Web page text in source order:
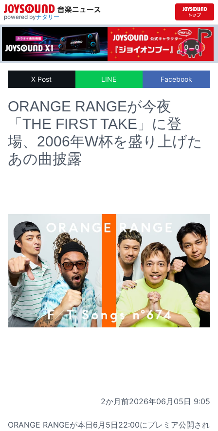
powered byナタリー
X Post LINE Facebook
ORANGE RANGEが今夜
「THE FIRST TAKE」に登
場、2006年W杯を盛り上げた
あの曲披露
2か月前2026年06月05日 9:05
ORANGE RANGEが本日6月5日22:00にプレミア公開され